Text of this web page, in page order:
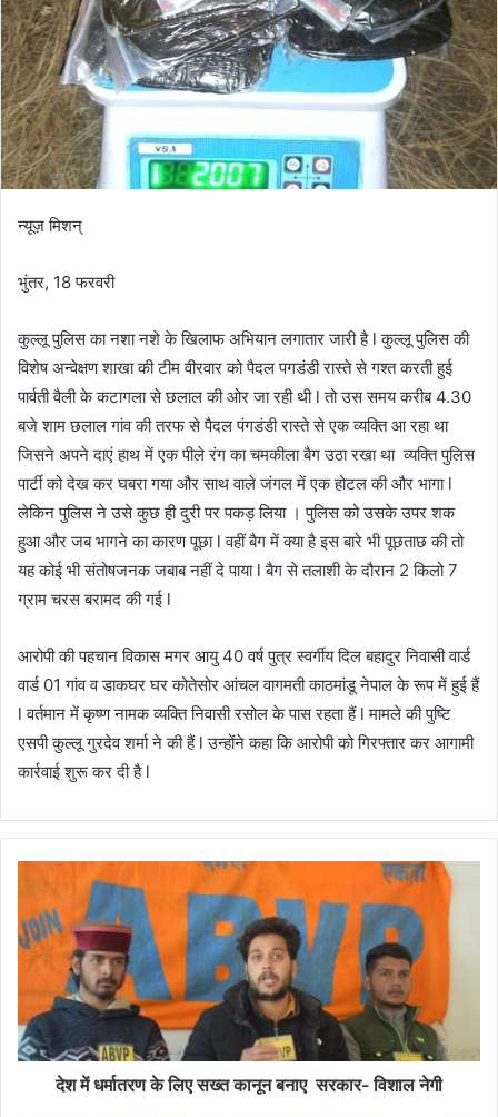
न्यूज़ मिशन्
भुंतर, 18 फरवरी
कुल्लू पुलिस का नशा नशे के खिलाफ अभियान लगातार जारी है l कुल्लू पुलिस की
विशेष अन्वेक्षण शाखा की टीम वीरवार को पैदल पगडंडी रास्ते से गश्त करती हुई
पार्वती वैली के कटागला से छलाल की ओर जा रही थी l तो उस समय करीब 4.30
बजे शाम छलाल गांव की तरफ से पैदल पंगडंडी रास्ते से एक व्यक्ति आ रहा था
जिसने अपने दाएं हाथ में एक पीले रंग का चमकीला बैग उठा रखा था व्यक्ति पुलिस
पार्टी को देख कर घबरा गया और साथ वाले जंगल में एक होटल की और भागा l
लेकिन पुलिस ने उसे कुछ ही दुरी पर पकड़ लिया । पुलिस को उसके उपर शक
हुआ और जब भागने का कारण पूछा l वहीं बैग में क्या है इस बारे भी पूछताछ की तो
यह कोई भी संतोषजनक जबाब नहीं दे पाया l बैग से तलाशी के दौरान 2 किलो 7
ग्राम चरस बरामद की गई l
आरोपी की पहचान विकास मगर आयु 40 वर्ष पुत्र स्वर्गीय दिल बहादुर निवासी वार्ड
वार्ड 01 गांव व डाकघर घर कोतेसोर आंचल वागमती काठमांडू नेपाल के रूप में हुई हैं
l वर्तमान में कृष्ण नामक व्यक्ति निवासी रसोल के पास रहता हैं l मामले की पुष्टि
एसपी कुल्लू गुरदेव शर्मा ने की हैं l उन्होंने कहा कि आरोपी को गिरफ्तार कर आगामी
कार्रवाई शुरू कर दी है l
देश में धर्मातरण के लिए सख्त कानून बनाए सरकार- विशाल नेगी